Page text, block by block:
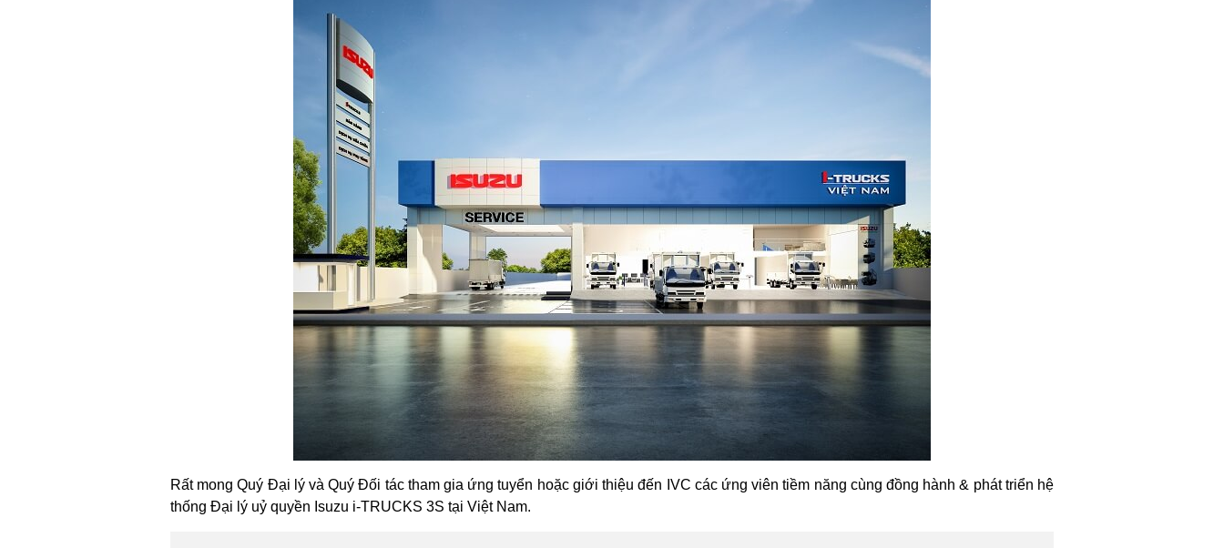
Rất mong Quý Đại lý và Quý Đối tác tham gia ứng tuyển hoặc giới thiệu đến IVC các ứng viên tiềm năng cùng đồng hành & phát triển hệ
thống Đại lý uỷ quyền Isuzu i-TRUCKS 3S tại Việt Nam.